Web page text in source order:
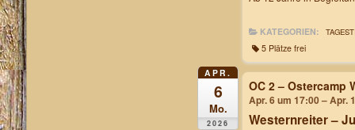
KATEGORIEN:
5 Plätze frei
APR.
6
Mo.
2026
OC 2 – Ostercamp
Apr. 6 um 17:00 – Apr.
Westernreiter –